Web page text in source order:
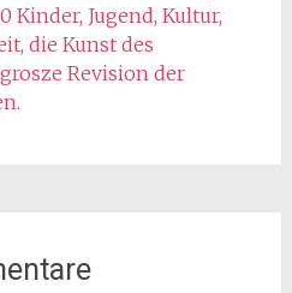
Kinder, Jugend, Kultur,
die Kunst des
Revision der